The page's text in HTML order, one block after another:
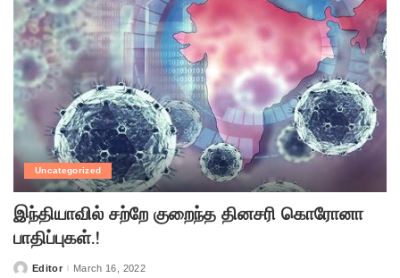
Uncategorized
இந்தியாவில் சற்றே குறைந்த தினசரி கொரோனா
பாதிப்புகள்.!
PostedEditor March 16, 2022